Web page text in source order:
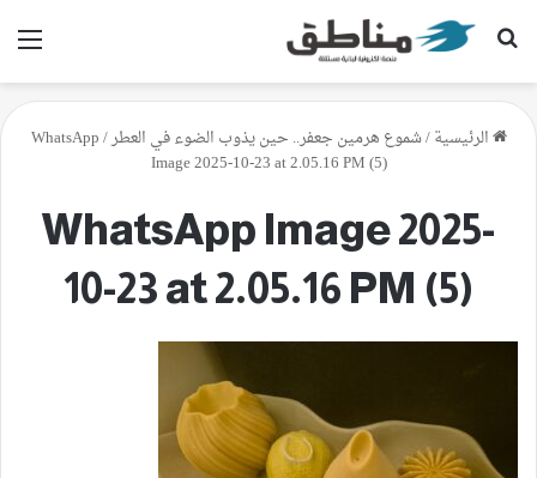
بحث عن
الرئيسية/شموع هرمين جعفر.. حين يذوب الضوء في العطر/
WhatsApp
Image 2025-10-23 at 2.05.16 PM (5)
WhatsApp Image 2025-
10-23 at 2.05.16 PM (5)